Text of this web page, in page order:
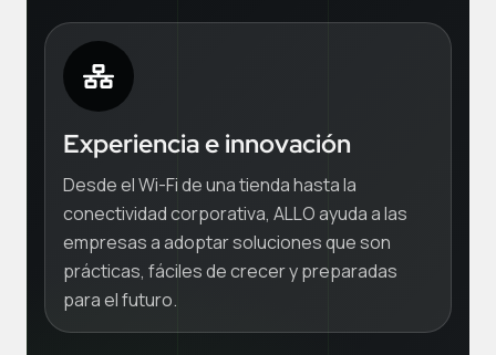
Experiencia e innovación
Desde el Wi-Fi de una tienda hasta la
conectividad corporativa, ALLO ayuda a las
empresas a adoptar soluciones que son
prácticas, fáciles de crecer y preparadas
para el futuro.